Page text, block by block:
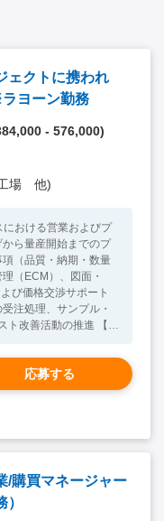
ェクトに携われ
ヨーン勤務
- 576,000)
工場 他)
における営業およびプ
ら量産開始までのプ
（品質・納期・数量
（ECM）、図面・
び価格交渉サポート
注処理、サンプル・
善活動の推進 【組
レベ
ミュニケーション）
り、立上げから量産開
迎要件】
分析経験 ・VAVE活動
門横断的業務経験 ・
応募する
/購買マネージャー